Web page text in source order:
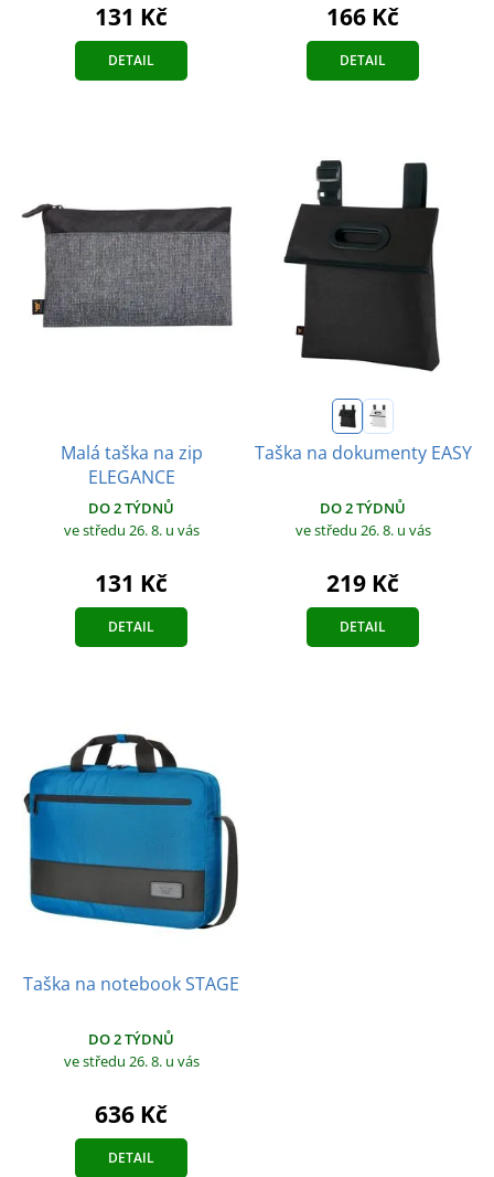
131 Kč
DETAIL
166 Kč
DETAIL
Malá taška na zip
ELEGANCE
DO 2 TÝDNŮ
ve středu 26. 8. u vás
131 Kč
DETAIL
Taška na dokumenty EASY
DO 2 TÝDNŮ
ve středu 26. 8. u vás
219 Kč
DETAIL
Taška na notebook STAGE
DO 2 TÝDNŮ
ve středu 26. 8. u vás
636 Kč
DETAIL